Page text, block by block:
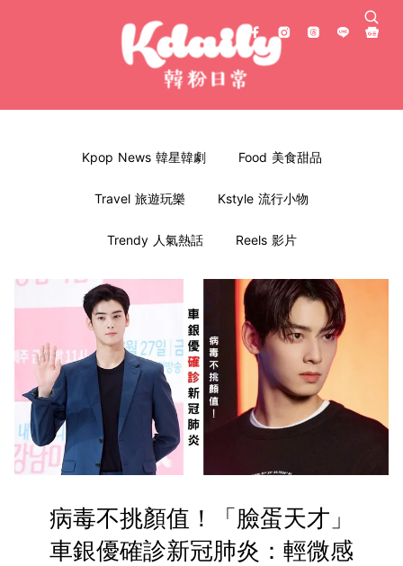
Kpop News 韓星韓劇 Food 美食甜品
Travel 旅遊玩樂 Kstyle 流行小物
Trendy 人氣熱話 Reels 影片
病毒不挑顏值！「臉蛋天才」
車銀優確診新冠肺炎：輕微感